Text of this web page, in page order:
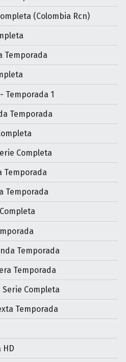
(Colombia Rcn)
Temporada
Temporada 1
Temporada
Completa
Temporada
Temporada
Temporada
Temporada
Serie Completa
Temporada
HD